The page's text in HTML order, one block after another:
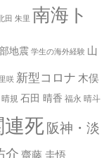
田 朱里 南海ト
地震 学生の海外経験 山
咲 新型コロナ木俣
規 石田 晴香 福永 晴斗
連死阪神・淡
介齋藤 圭悟